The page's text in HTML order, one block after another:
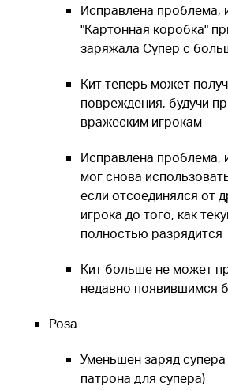
Исправлена проблема,
"Картонная коробка"
заряжала Супер с
Кит теперь может
повреждения, будучи
вражеским игрокам
Исправлена проблема,
мог снова
если отсоединялся от
игрока до того, как
полностью разрядится
Кит больше не может
недавно появившимся
Роза
Уменьшен заряд
патрона для супера)